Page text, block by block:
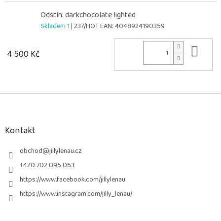
Odstín: darkchocolate lighted
Skladem 1| 237/HOTEAN:4048924190359
4 500 Kč
Z
Kontakt
obchod@jillylenau.cz
+420 702 095 053
https://www.facebook.com/jillylenau
https://www.instagram.com/jilly_lenau/